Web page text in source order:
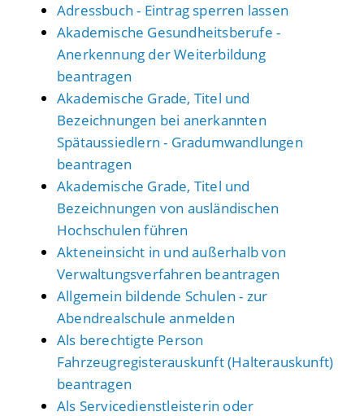
Adressbuch - Eintrag sperren lassen
Akademische Gesundheitsberufe -
Anerkennung der Weiterbildung
beantragen
Akademische Grade, Titel und
Bezeichnungen bei anerkannten
Spätaussiedlern - Gradumwandlungen
beantragen
Akademische Grade, Titel und
Bezeichnungen von ausländischen
Hochschulen führen
Akteneinsicht in und außerhalb von
Verwaltungsverfahren beantragen
Allgemein bildende Schulen - zur
Abendrealschule anmelden
Als berechtigte Person
Fahrzeugregisterauskunft (Halterauskunft)
beantragen
Als Servicedienstleisterin oder